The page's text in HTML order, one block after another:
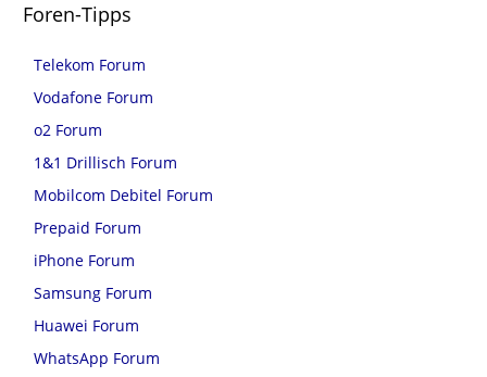
Foren-Tipps
Telekom Forum
Vodafone Forum
o2 Forum
1&1 Drillisch Forum
Mobilcom Debitel Forum
Prepaid Forum
iPhone Forum
Samsung Forum
Huawei Forum
WhatsApp Forum